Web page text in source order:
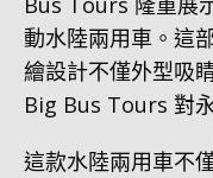
動水陸兩用車。這
繪設計不僅外型吸
Big Bus Tours 對
這款水陸兩用車不